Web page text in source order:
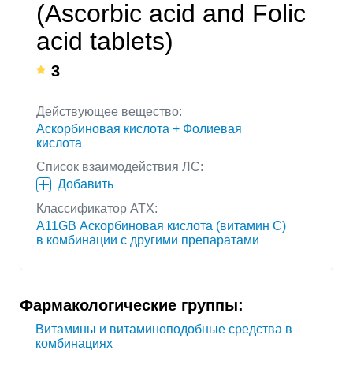
(Ascorbic acid and Folic
acid tablets)
3
Действующее вещество:
Аскорбиновая кислота + Фолиевая
кислота
Список взаимодействия ЛС:
Добавить
Классификатор АТХ:
A11GB Аскорбиновая кислота (витамин C)
в комбинации с другими препаратами
Фармакологические группы:
Витамины и витаминоподобные средства в
комбинациях